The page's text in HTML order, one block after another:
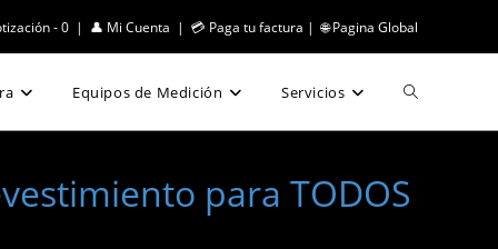
-0 | 👤 Mi Cuenta | 💳 Paga tu factura |🌐 Pagina Global
Equipos de Medición Servicios Alternar
para TODOS
Obtener!